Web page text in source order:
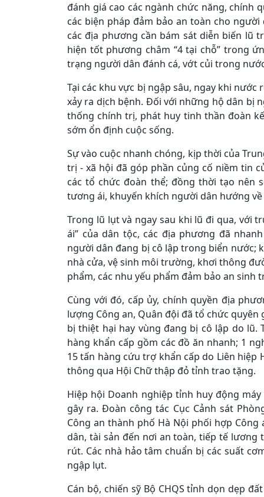
đánh giá cao các ngành chức năng, chính
các biện pháp đảm bảo an toàn cho người
các địa phương cần bám sát diễn biến lũ
hiện tốt phương châm “4 tại chỗ” trong
trạng người dân đánh cá, vớt củi trong
Tại các khu vực bị ngập sâu, ngay khi
xảy ra dịch bệnh. Đối với những hộ dân bị
thống chính trị, phát huy tinh thần đoàn
sớm ổn định cuộc sống.
Sự vào cuộc nhanh chóng, kịp thời của
trị - xã hội đã góp phần củng cố niềm tin
các tổ chức đoàn thể; đồng thời tạo nên
tương ái, khuyến khích người dân hướng
Trong lũ lụt và ngay sau khi lũ đi qua, với
ái” của dân tộc, các địa phương đã
người dân đang bị cô lập trong biển nước;
nhà cửa, vệ sinh môi trường, khơi thông
phẩm, các nhu yếu phẩm đảm bảo an sinh
Cùng với đó, cấp ủy, chính quyền địa
lượng Công an, Quân đội đã tổ chức
bị thiệt hại hay vùng đang bị cô lập do
hàng khẩn cấp gồm các đồ ăn nhanh; 1
15 tấn hàng cứu trợ khẩn cấp do Liên hiệp
thông qua Hội Chữ thập đỏ tỉnh trao tặng.
Hiệp hội Doanh nghiệp tỉnh huy động
gây ra. Đoàn công tác Cục Cảnh sát
Công an thành phố Hà Nội phối hợp
dân, tài sản đến nơi an toàn, tiếp tế
rút. Các nhà hảo tâm chuẩn bị các suất
ngập lụt.
Cán bộ, chiến sỹ Bộ CHQS tỉnh dọn dẹp